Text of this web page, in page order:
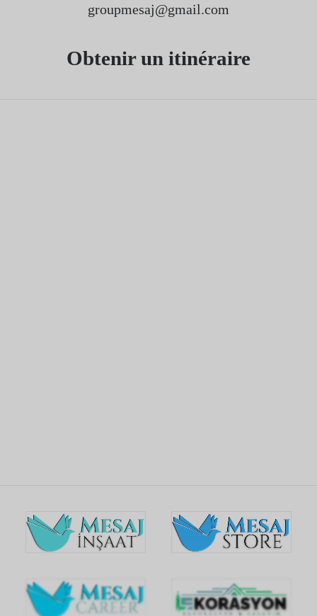
groupmesaj@gmail.com
Obtenir un itinéraire
DE
ES